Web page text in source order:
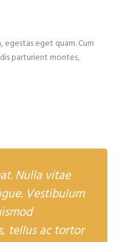
egestas eget quam. Cum
parturient montes,
Nulla vitae
Vestibulum
tellus ac tortor